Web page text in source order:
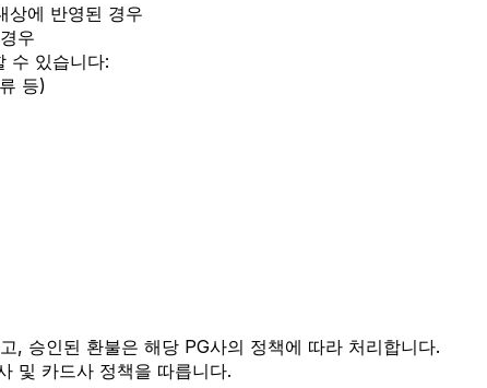
상에 반영된 경우
우
수 있습니다:
등)
, 승인된 환불은 해당 PG사의 정책에 따라 처리합니다.
및 카드사 정책을 따릅니다.